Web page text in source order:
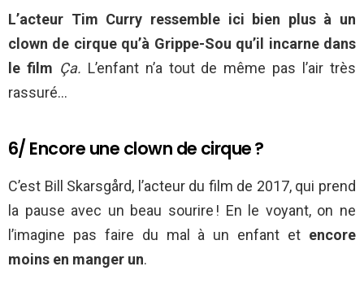
L’acteur Tim Curry ressemble ici bien plus à un
clown de cirque qu’à Grippe-Sou qu’il incarne dans
le film Ça. L’enfant n’a tout de même pas l’air très
rassuré…
6/ Encore une clown de cirque ?
C’est Bill Skarsgård, l’acteur du film de 2017, qui prend
la pause avec un beau sourire ! En le voyant, on ne
l’imagine pas faire du mal à un enfant et encore
moins en manger un.